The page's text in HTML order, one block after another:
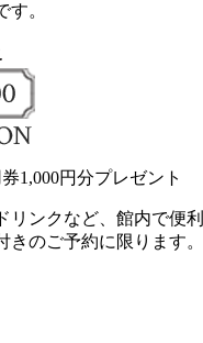
す。
1,000円分プレゼント
リンクなど、館内で便
きのご予約に限ります